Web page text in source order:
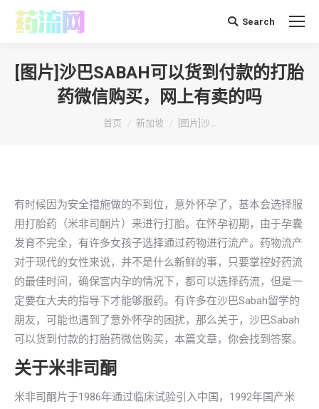
搜 Search
[图片]沙巴SABAH可以货到付款的打胎
药微信购买，网上有卖的吗
你在这里：
首页 新加坡 [图片]沙…
有时候因为安全措施做的不到位，意外怀孕了，基本会选择服
用打胎药（米非司酮片）来进行打胎。在怀孕初期，由于孕囊
发育不完全，有许多女孩子选择通过药物进行流产。药物流产
对于现代的女性来说，并不是什么新鲜的事，只要掌控好药流
的最佳时间，确保宫内孕的情况下，都可以选择药流，但是一
定要在大夫的指导下才能够服药。有许多在沙巴Sabah留学的
朋友，可能也遇到了意外怀孕的困扰，那么关于，沙巴Sabah
可以货到付款的打胎药微信购买，本篇文章，你会找到答案。
关于米非司酮
米非司酮片于1986年通过临床试验引入中国，1992年国产米